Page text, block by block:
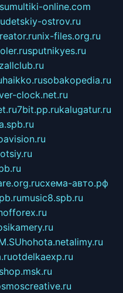
multiki-online.com
detskiy-ostrov.ru
nix-files.org.ru
sputnikyes.ru
zallclub.ru
haikko.rusobakopedia.ru
clock.net.ru
7bit.pp.rukalugatur.ru
схема-авто.рф
music8.spb.ru
hohota.netalimy.ru
otdelkaexp.ru